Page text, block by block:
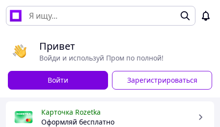
Привет
Войди и используй Пром по полной!
Войти Зарегистрироваться
Карточка Rozetka
Оформляй бесплатно